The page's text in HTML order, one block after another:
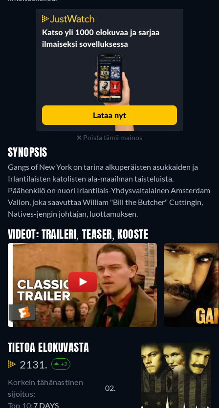
Poista tämä mainos
SYNOPSIS
Gangs of New York on tarina alkuperäisten asukkaiden ja
Irlantilaisten katolisten ala-maailman taisteluista.
Päähenkilö on nuori Irlantilais-Yhdysvaltalainen Amsterdam
Vallon, joka saavuttaa William "Bill the Butcher" Cuttingin,
Natives-jengin johtajan, luottamuksen.
VIDEOT: TRAILERI, TEASER, KOOSTE
TIETOA ELOKUVASTA
2131. +2
Korkein tähänastinen
sijoitus:
02.
Top 10:7 DAYS